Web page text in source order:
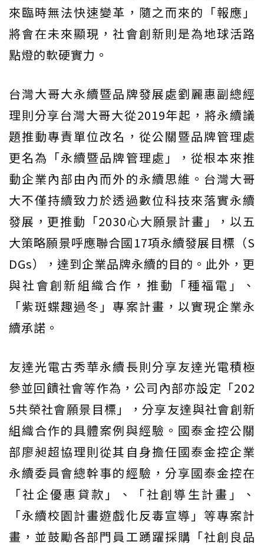
來臨時無法快速變革，隨之而來的「報應」
將會在未來顯現，社會創新則是為地球活路
點燈的軟硬實力。
台灣大哥大永續暨品牌發展處劉麗惠副總經
理則分享台灣大哥大從2019年起，將永續議
題推動專責單位改名，從公關暨品牌管理處
更名為「永續暨品牌管理處」，從根本來推
動企業內部由內而外的永續思維。台灣大哥
大不僅持續致力於透過數位科技來落實永續
發展，更推動「2030心大願景計畫」，以五
大策略願景呼應聯合國17項永續發展目標（S
DGs），達到企業品牌永續的目的。此外，更
與社會創新組織合作，推動「種福電」、
「紫斑蝶趣過冬」專案計畫，以實現企業永
續承諾。
友達光電古秀華永續長則分享友達光電積極
參並回饋社會等作為，公司內部亦設定「202
5共榮社會願景目標」，分享友達與社會創新
組織合作的具體案例與經驗。國泰金控公關
部廖昶超協理則從其自身擔任國泰金控企業
永續委員會總幹事的經驗，分享國泰金控在
「社企優惠貸款」、「社創導生計畫」、
「永續校園計畫遊戲化反毒宣導」等專案計
畫，並鼓勵各部門員工踴躍採購「社創良品